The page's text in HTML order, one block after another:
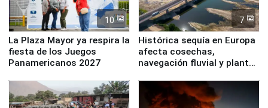
10
La Plaza Mayor ya respira la
fiesta de los Juegos
Panamericanos 2027
7
Histórica sequía en Europa
afecta cosechas,
navegación fluvial y plantas